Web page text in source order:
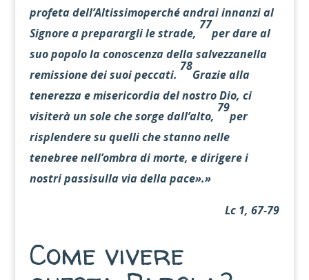
profeta dell’Altissimoperché andrai innanzi al
Signore a preparargli le strade,
77
per dare al
suo popolo la conoscenza della salvezzanella
remissione dei suoi peccati.
78
Grazie alla
tenerezza e misericordia del nostro Dio, ci
visiterà un sole che sorge dall’alto,
79
per
risplendere su quelli che stanno nelle
tenebree nell’ombra di morte, e dirigere i
nostri passisulla via della pace».»
Lc 1, 67-79
Come vivere